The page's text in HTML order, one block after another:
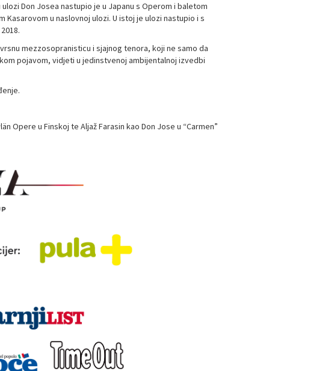
Don Josea nastupio je u Japanu s Operom i baletom
u naslovnoj ulozi. U istoj je ulozi nastupio i s
mezzosopranisticu i sjajnog tenora, koji ne samo da
pojavom, vidjeti u jedinstvenoj ambijentalnoj izvedbi
Opere u Finskoj te Aljaž Farasin kao Don Jose u “Carmen”